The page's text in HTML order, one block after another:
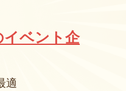
イベント企
適